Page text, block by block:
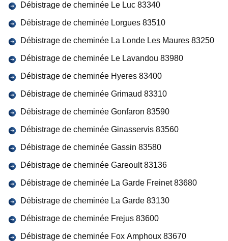
Débistrage de cheminée Le Luc 83340
Débistrage de cheminée Lorgues 83510
Débistrage de cheminée La Londe Les Maures 83250
Débistrage de cheminée Le Lavandou 83980
Débistrage de cheminée Hyeres 83400
Débistrage de cheminée Grimaud 83310
Débistrage de cheminée Gonfaron 83590
Débistrage de cheminée Ginasservis 83560
Débistrage de cheminée Gassin 83580
Débistrage de cheminée Gareoult 83136
Débistrage de cheminée La Garde Freinet 83680
Débistrage de cheminée La Garde 83130
Débistrage de cheminée Frejus 83600
Débistrage de cheminée Fox Amphoux 83670